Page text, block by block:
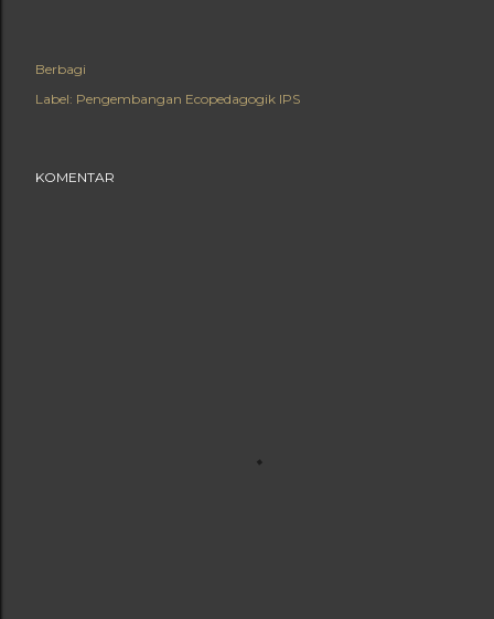
Berbagi
Label: Pengembangan Ecopedagogik IPS
KOMENTAR